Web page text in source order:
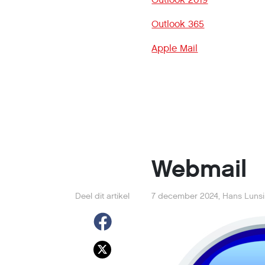
Outlook 365
Apple Mail
Webmail
Deel dit artikel 7 december 2024, Hans